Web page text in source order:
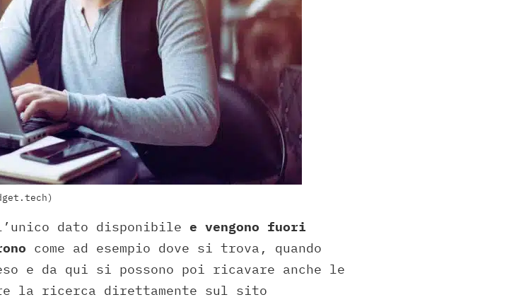
dato disponibile e vengono fuori
come ad esempio dove si trova, quando
da qui si possono poi ricavare anche le
la ricerca direttamente sul sito